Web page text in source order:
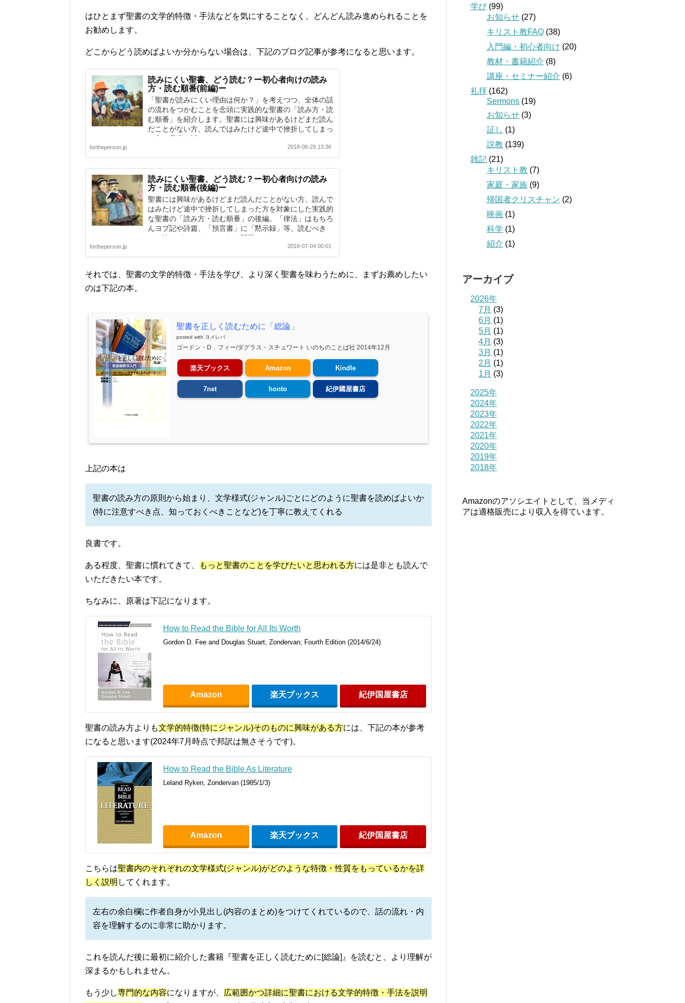
はひとまず聖書の文学的特徴・手法などを気にすることなく、どんどん読み進められることを
お勧めします。
どこからどう読めばよいか分からない場合は、下記のブログ記事が参考になると思います。
読みにくい聖書、どう読む？ー初心者向けの読み
方・読む順番(前編)ー
「聖書が読みにくい理由は何か？」を考えつつ、全体の話
の流れをつかむことを念頭に実践的な聖書の「読み方・読
む順番」を紹介します。聖書には興味があるけどまだ読ん
だことがない方、読んではみたけど途中で挫折してしまっ
た方、是非お試しください。
fortheperson.jp 2018-06-29 13:36
読みにくい聖書、どう読む？ー初心者向けの読み
方・読む順番(後編)ー
聖書には興味があるけどまだ読んだことがない方、読んで
はみたけど途中で挫折してしまった方を対象にした実践的
な聖書の「読み方・読む順番」の後編。「律法」はもちろ
んヨブ記や詩篇、「預言書」に「黙示録」等。読むべき
か、読まざるべきか、それが問題です。
fortheperson.jp 2018-07-04 00:01
それでは、聖書の文学的特徴・手法を学び、より深く聖書を味わうために、まずお薦めしたい
のは下記の本。
聖書を正しく読むために「総論」
posted with ヨメレバ
ゴードン・D．フィー/ダグラス・スチュワート いのちのことば社 2014年12月
楽天ブックス Amazon Kindle
7net honto 紀伊國屋書店
上記の本は
聖書の読み方の原則から始まり、文学様式(ジャンル)ごとにどのように聖書を読めばよいか
(特に注意すべき点、知っておくべきことなど)を丁寧に教えてくれる
良書です。
ある程度、聖書に慣れてきて、 もっと聖書のことを学びたいと思われる方には是非とも読んで
いただきたい本です。
ちなみに、原著は下記になります。
How to Read the Bible for All Its Worth
Gordon D. Fee and Douglas Stuart, Zondervan; Fourth Edition (2014/6/24)
Amazon 楽天ブックス 紀伊国屋書店
聖書の読み方よりも文学的特徴(特にジャンル)そのものに興味がある方には、下記の本が参考
になると思います(2024年7月時点で邦訳は無さそうです)。
How to Read the Bible As Literature
Leland Ryken, Zondervan (1985/1/3)
Amazon 楽天ブックス 紀伊国屋書店
こちらは聖書内のそれぞれの文学様式(ジャンル)がどのような特徴・性質をもっているかを詳
しく説明 してくれます。
左右の余白欄に作者自身が小見出し(内容のまとめ)をつけてくれているので、話の流れ・内
容を理解するのに非常に助かります。
これを読んだ後に最初に紹介した書籍『聖書を正しく読むために[総論]』を読むと、より理解が
深まるかもしれません。
もう少し専門的な内容になりますが、
広範囲かつ詳細に聖書における文学的特徴・手法を説明
学び(99)
お知らせ (27)
キリスト教FAQ (38)
入門編・初心者向け (20)
教材・書籍紹介 (8)
講座・セミナー紹介 (6)
礼拝 (162)
Sermons (19)
お知らせ (3)
証し (1)
説教 (139)
雑記 (21)
キリスト教 (7)
家庭・家族 (9)
帰国者クリスチャン (2)
映画 (1)
科学 (1)
紹介 (1)
アーカイブ
2026年
7月 (3)
6月 (1)
5月 (1)
4月 (3)
3月 (1)
2月 (1)
1月 (3)
2025年
2024年
2023年
2022年
2021年
2020年
2019年
2018年
Amazonのアソシエイトとして、当メディ
アは適格販売により収入を得ています。